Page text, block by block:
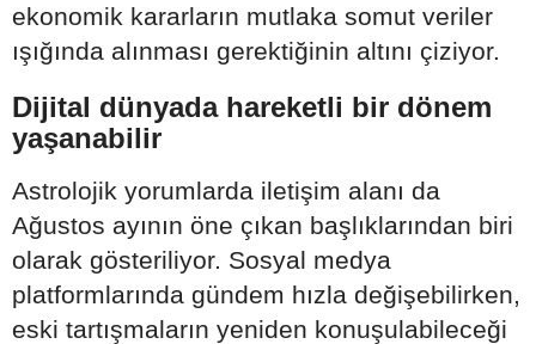
ekonomik kararların mutlaka somut veriler
ışığında alınması gerektiğinin altını çiziyor.
Dijital dünyada hareketli bir dönem
yaşanabilir
Astrolojik yorumlarda iletişim alanı da
Ağustos ayının öne çıkan başlıklarından biri
olarak gösteriliyor. Sosyal medya
platformlarında gündem hızla değişebilirken,
eski tartışmaların yeniden konuşulabileceği